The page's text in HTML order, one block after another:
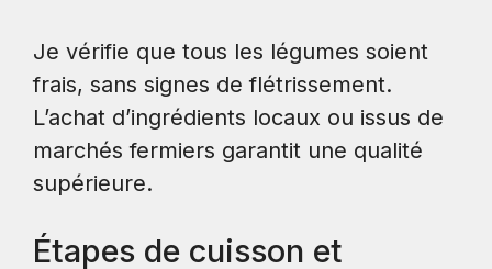
Je vérifie que tous les légumes soient
frais, sans signes de flétrissement.
L’achat d’ingrédients locaux ou issus de
marchés fermiers garantit une qualité
supérieure.
Étapes de cuisson et